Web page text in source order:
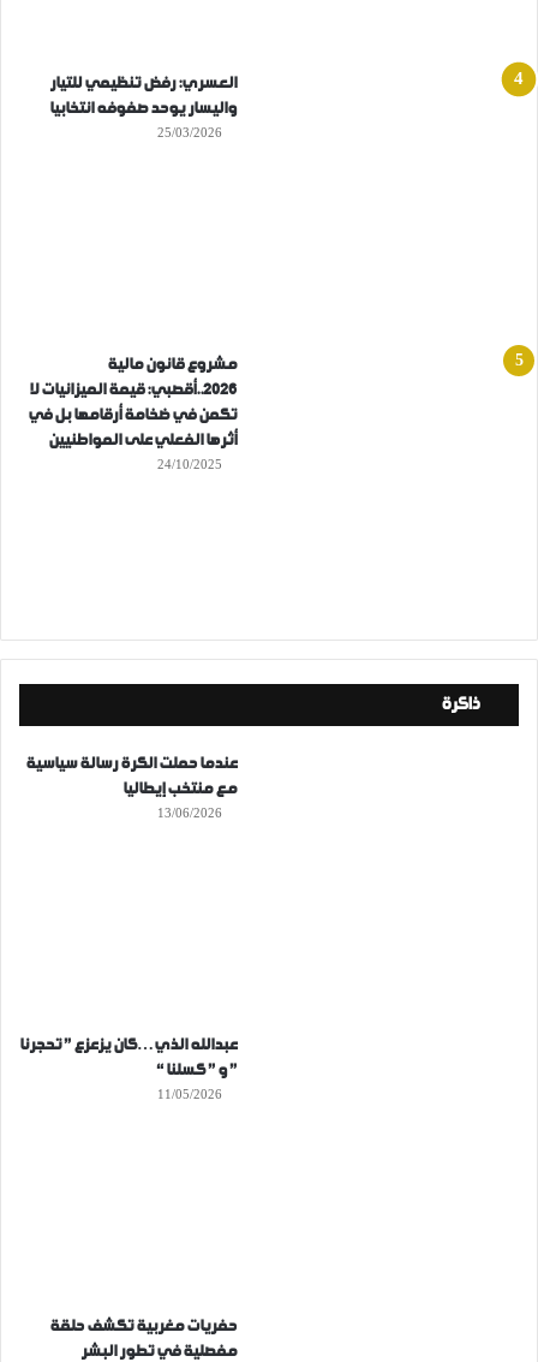
العسري: رفض تنظيمي للتيار
واليسار يوحد صفوفه انتخابيا
25/03/2026
مشروع قانون مالية
2026..أقصبي: قيمة الميزانيات لا
تكمن في ضخامة أرقامها بل في
أثرها الفعلي على المواطنيين
24/10/2025
ذاكرة
عندما حملت الكرة رسالة سياسية
مع منتخب إيطاليا
13/06/2026
عبدالله الذي…كان يزعزع ” تحجرنا
” و ” كسلنا “
11/05/2026
حفريات مغربية تكشف حلقة
مفصلية في تطور البشر